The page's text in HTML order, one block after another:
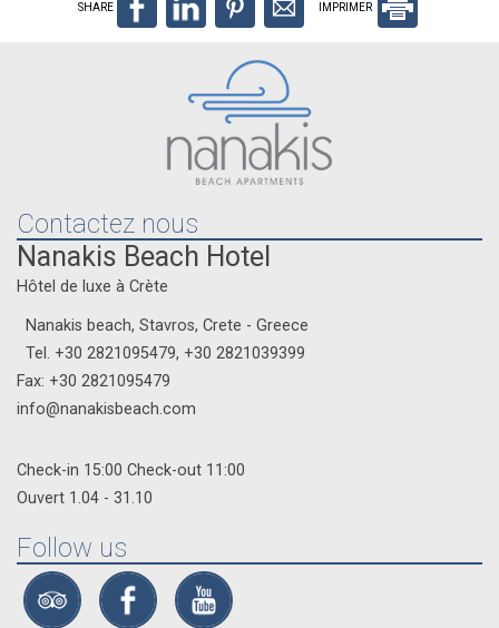
SHARE IMPRIMER
Contactez nous
Nanakis Beach Hotel
Hôtel de luxe à Crète
Nanakis beach, Stavros, Crete - Greece
Tel. +30 2821095479, +30 2821039399
Fax: +30 2821095479
info@nanakisbeach.com
Check-in 15:00 Check-out 11:00
Ouvert 1.04 - 31.10
Follow us